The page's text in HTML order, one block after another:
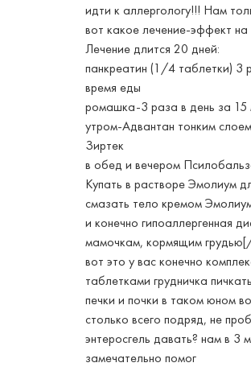
идти к аллергологу!!! Нам
вот какое лечение-эффект на
Лечение длится 20 дней:
панкреатин (1/4 таблетки) 3
время еды
ромашка-3 раза в день за
утром-Адвантан тонким
Зиртек
в обед и вечером
Купать в растворе Эмолиум
смазать тело кремом
и конечно гипоаллергенная
мамочкам, кормящим
вот это у вас конечно
таблетками грудничка
печки и почки в таком юном
столько всего подряд, не
энтеросгель давать? нам в 3
замечательно помог